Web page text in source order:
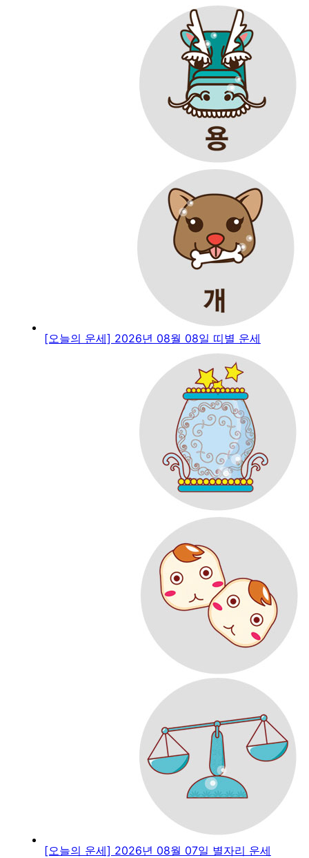
[오늘의 운세] 2026년 08월 08일 띠별 운세
[오늘의 운세] 2026년 08월 07일 별자리 운세